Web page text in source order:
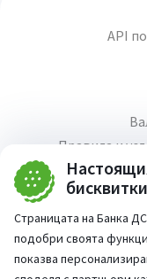
бисквитки
Страницата на Банка
подобри своята
показва
API
Правила и